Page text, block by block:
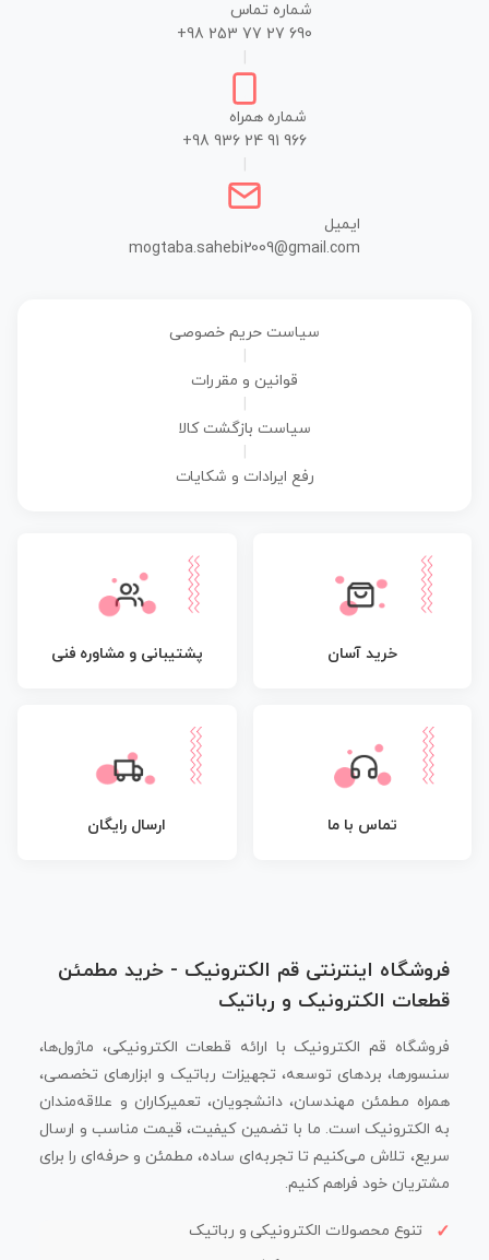
شماره تماس
+98 253 77 27 690
شماره همراه
+98 936 24 91 966
ایمیل
mogtaba.sahebi2009@gmail.com
سیاست حریم خصوصی
قوانین و مقررات
سیاست بازگشت کالا
رفع ایرادات و شکایات
خرید آسان پشتیبانی و مشاوره فنی
تماس با ما ارسال رایگان
فروشگاه اینترنتی قم الکترونیک - خرید مطمئن
قطعات الکترونیک و رباتیک
فروشگاه قم الکترونیک با ارائه قطعات الکترونیکی، ماژول‌ها،
سنسورها، بردهای توسعه، تجهیزات رباتیک و ابزارهای تخصصی،
همراه مطمئن مهندسان، دانشجویان، تعمیرکاران و علاقه‌مندان
به الکترونیک است. ما با تضمین کیفیت، قیمت مناسب و ارسال
سریع، تلاش می‌کنیم تا تجربه‌ای ساده، مطمئن و حرفه‌ای را برای
مشتریان خود فراهم کنیم.
تنوع محصولات الکترونیکی و رباتیک